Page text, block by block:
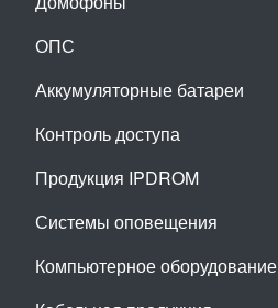
ОПС
Аккумуляторные батареи
Контроль доступа
Продукция IPDROM
Системы оповещения
Компьютерное оборудование